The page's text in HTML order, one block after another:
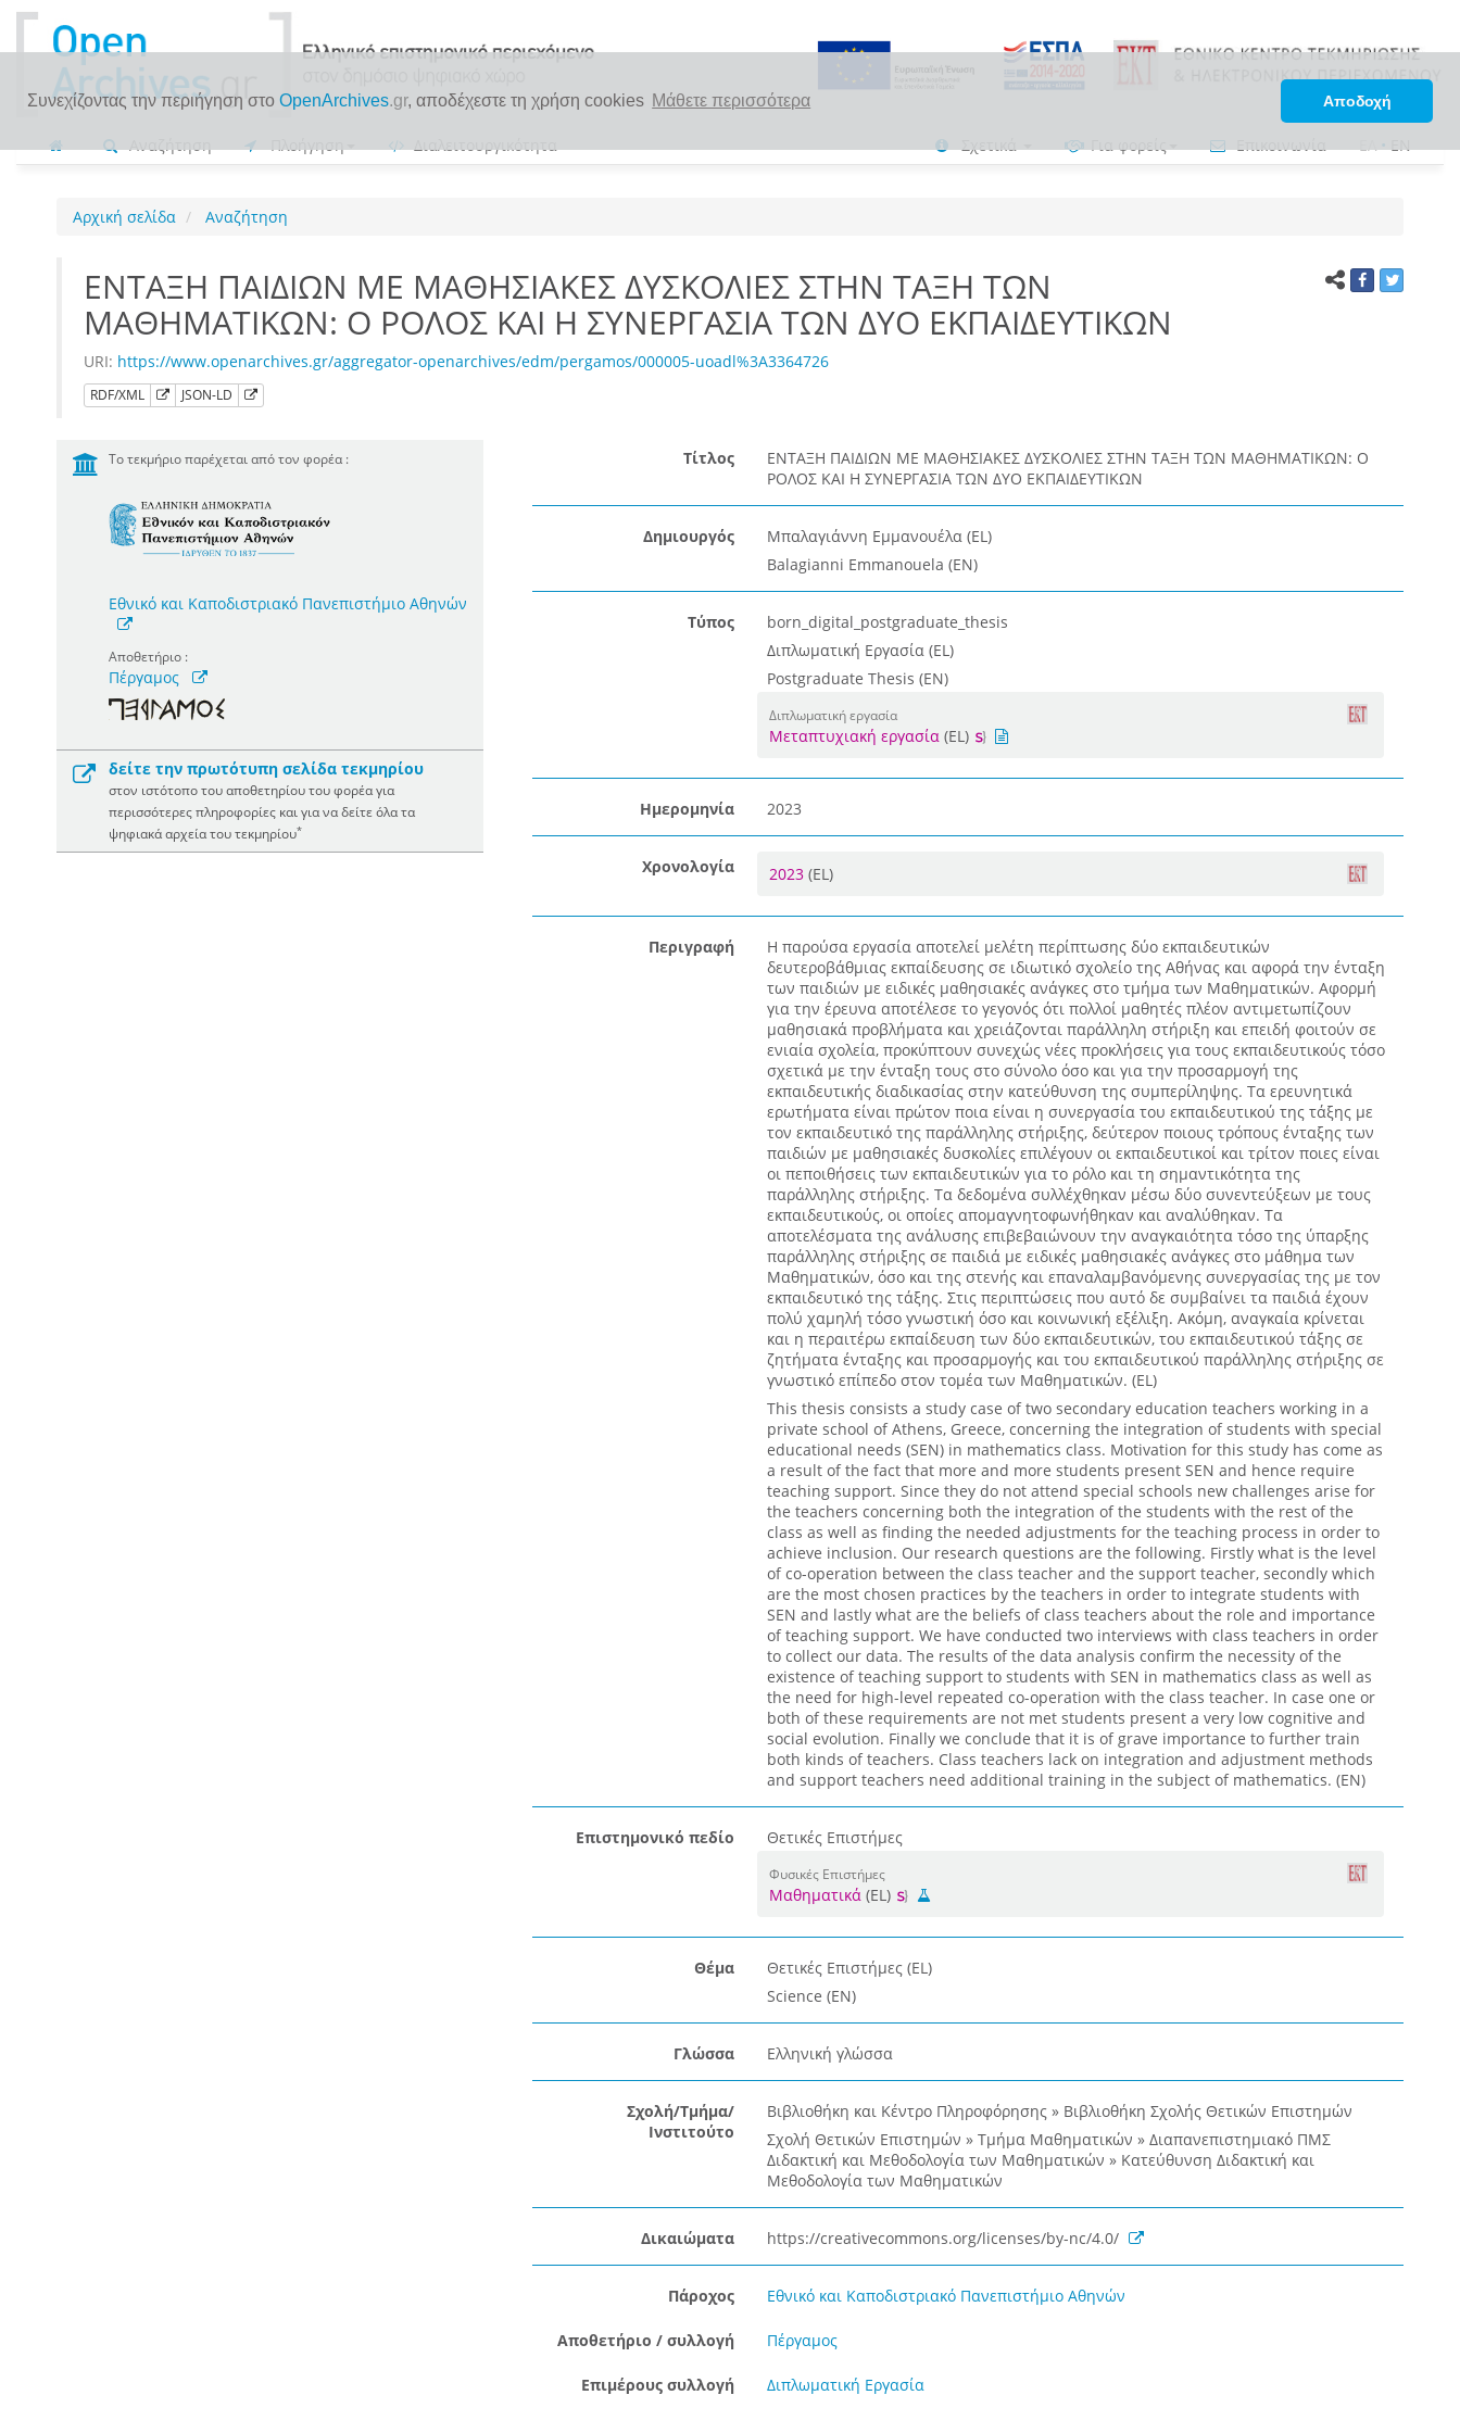
Συνεχίζοντας την περιήγηση στο OpenArchives.gr, αποδέχεστε τη χρήση cookies Μάθετε περισσότερα Αποδοχή
Αναζήτηση Πλοήγηση Διαλειτουργικότητα Σχετικά Για φορείς Επικοινωνία ΕΛ•EN
Αρχική σελίδα Αναζήτηση
ΕΝΤΑΞΗ ΠΑΙΔΙΩΝ ΜΕ ΜΑΘΗΣΙΑΚΕΣ ΔΥΣΚΟΛΙΕΣ ΣΤΗΝ ΤΑΞΗ ΤΩΝ
ΜΑΘΗΜΑΤΙΚΩΝ: Ο ΡΟΛΟΣ ΚΑΙ Η ΣΥΝΕΡΓΑΣΙΑ ΤΩΝ ΔΥΟ ΕΚΠΑΙΔΕΥΤΙΚΩΝ
URI: https://www.openarchives.gr/aggregator-openarchives/edm/pergamos/000005-uoadl%3A3364726
RDF/XML JSON-LD
Το τεκμήριο παρέχεται από τον φορέα :
Εθνικό και Καποδιστριακό Πανεπιστήμιο Αθηνών
Αποθετήριο :
Πέργαμος
δείτε την πρωτότυπη σελίδα τεκμηρίου
στον ιστότοπο του αποθετηρίου του φορέα για
περισσότερες πληροφορίες και για να δείτε όλα τα
ψηφιακά αρχεία του τεκμηρίου*
Τίτλος
ΕΝΤΑΞΗ ΠΑΙΔΙΩΝ ΜΕ ΜΑΘΗΣΙΑΚΕΣ ΔΥΣΚΟΛΙΕΣ ΣΤΗΝ ΤΑΞΗ ΤΩΝ ΜΑΘΗΜΑΤΙΚΩΝ: Ο
ΡΟΛΟΣ ΚΑΙ Η ΣΥΝΕΡΓΑΣΙΑ ΤΩΝ ΔΥΟ ΕΚΠΑΙΔΕΥΤΙΚΩΝ
Δημιουργός
Μπαλαγιάννη Εμμανουέλα (EL)
Balagianni Emmanouela (EN)
Τύπος
born_digital_postgraduate_thesis
Διπλωματική Εργασία (EL)
Postgraduate Thesis (EN)
Διπλωματική εργασία
Μεταπτυχιακή εργασία(EL)
Ημερομηνία 2023
Χρονολογία 2023 (EL)
Περιγραφή
Η παρούσα εργασία αποτελεί μελέτη περίπτωσης δύο εκπαιδευτικών
δευτεροβάθμιας εκπαίδευσης σε ιδιωτικό σχολείο της Αθήνας και αφορά την ένταξη
των παιδιών με ειδικές μαθησιακές ανάγκες στο τμήμα των Μαθηματικών. Αφορμή
για την έρευνα αποτέλεσε το γεγονός ότι πολλοί μαθητές πλέον αντιμετωπίζουν
μαθησιακά προβλήματα και χρειάζονται παράλληλη στήριξη και επειδή φοιτούν σε
ενιαία σχολεία, προκύπτουν συνεχώς νέες προκλήσεις για τους εκπαιδευτικούς τόσο
σχετικά με την ένταξη τους στο σύνολο όσο και για την προσαρμογή της
εκπαιδευτικής διαδικασίας στην κατεύθυνση της συμπερίληψης. Τα ερευνητικά
ερωτήματα είναι πρώτον ποια είναι η συνεργασία του εκπαιδευτικού της τάξης με
τον εκπαιδευτικό της παράλληλης στήριξης, δεύτερον ποιους τρόπους ένταξης των
παιδιών με μαθησιακές δυσκολίες επιλέγουν οι εκπαιδευτικοί και τρίτον ποιες είναι
οι πεποιθήσεις των εκπαιδευτικών για το ρόλο και τη σημαντικότητα της
παράλληλης στήριξης. Τα δεδομένα συλλέχθηκαν μέσω δύο συνεντεύξεων με τους
εκπαιδευτικούς, οι οποίες απομαγνητοφωνήθηκαν και αναλύθηκαν. Τα
αποτελέσματα της ανάλυσης επιβεβαιώνουν την αναγκαιότητα τόσο της ύπαρξης
παράλληλης στήριξης σε παιδιά με ειδικές μαθησιακές ανάγκες στο μάθημα των
Μαθηματικών, όσο και της στενής και επαναλαμβανόμενης συνεργασίας της με τον
εκπαιδευτικό της τάξης. Στις περιπτώσεις που αυτό δε συμβαίνει τα παιδιά έχουν
πολύ χαμηλή τόσο γνωστική όσο και κοινωνική εξέλιξη. Ακόμη, αναγκαία κρίνεται
και η περαιτέρω εκπαίδευση των δύο εκπαιδευτικών, του εκπαιδευτικού τάξης σε
ζητήματα ένταξης και προσαρμογής και του εκπαιδευτικού παράλληλης στήριξης σε
γνωστικό επίπεδο στον τομέα των Μαθηματικών. (EL)
This thesis consists a study case of two secondary education teachers working in a
private school of Athens, Greece, concerning the integration of students with special
educational needs (SEN) in mathematics class. Motivation for this study has come as
a result of the fact that more and more students present SEN and hence require
teaching support. Since they do not attend special schools new challenges arise for
the teachers concerning both the integration of the students with the rest of the
class as well as finding the needed adjustments for the teaching process in order to
achieve inclusion. Our research questions are the following. Firstly what is the level
of co-operation between the class teacher and the support teacher, secondly which
are the most chosen practices by the teachers in order to integrate students with
SEN and lastly what are the beliefs of class teachers about the role and importance
of teaching support. We have conducted two interviews with class teachers in order
to collect our data. The results of the data analysis confirm the necessity of the
existence of teaching support to students with SEN in mathematics class as well as
the need for high-level repeated co-operation with the class teacher. In case one or
both of these requirements are not met students present a very low cognitive and
social evolution. Finally we conclude that it is of grave importance to further train
both kinds of teachers. Class teachers lack on integration and adjustment methods
and support teachers need additional training in the subject of mathematics. (EN)
Επιστημονικό πεδίο Θετικές Επιστήμες
Φυσικές Επιστήμες
Μαθηματικά(EL)
Θέμα
Θετικές Επιστήμες (EL)
Science (EN)
Γλώσσα Ελληνική γλώσσα
Σχολή/Τμήμα/
Ινστιτούτο
Βιβλιοθήκη και Κέντρο Πληροφόρησης » Βιβλιοθήκη Σχολής Θετικών Επιστημών
Σχολή Θετικών Επιστημών » Τμήμα Μαθηματικών » Διαπανεπιστημιακό ΠΜΣ
Διδακτική και Μεθοδολογία των Μαθηματικών » Κατεύθυνση Διδακτική και
Μεθοδολογία των Μαθηματικών
Δικαιώματα https://creativecommons.org/licenses/by-nc/4.0/
Πάροχος Εθνικό και Καποδιστριακό Πανεπιστήμιο Αθηνών
Αποθετήριο / συλλογή Πέργαμος
Επιμέρους συλλογή Διπλωματική Εργασία